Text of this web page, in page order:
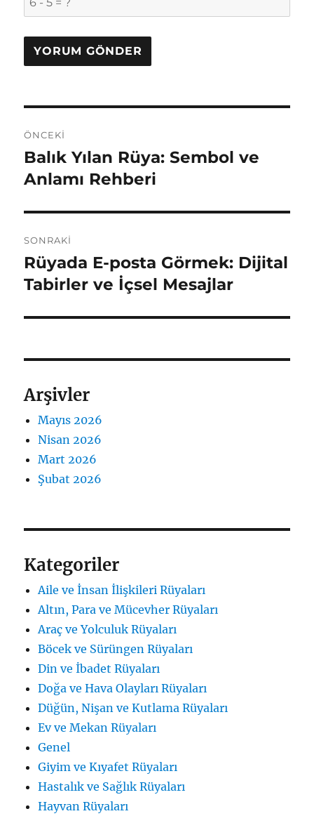
gezinmesi
ÖNCEKI
Önceki
yazı:
Balık Yılan Rüya: Sembol ve
Anlamı Rehberi
SONRAKI
Sonraki
yazı:
Rüyada E-posta Görmek: Dijital
Tabirler ve İçsel Mesajlar
Arşivler
Mayıs 2026
Nisan 2026
Mart 2026
Şubat 2026
Kategoriler
Aile ve İnsan İlişkileri Rüyaları
Altın, Para ve Mücevher Rüyaları
Araç ve Yolculuk Rüyaları
Böcek ve Sürüngen Rüyaları
Din ve İbadet Rüyaları
Doğa ve Hava Olayları Rüyaları
Düğün, Nişan ve Kutlama Rüyaları
Ev ve Mekan Rüyaları
Genel
Giyim ve Kıyafet Rüyaları
Hastalık ve Sağlık Rüyaları
Hayvan Rüyaları